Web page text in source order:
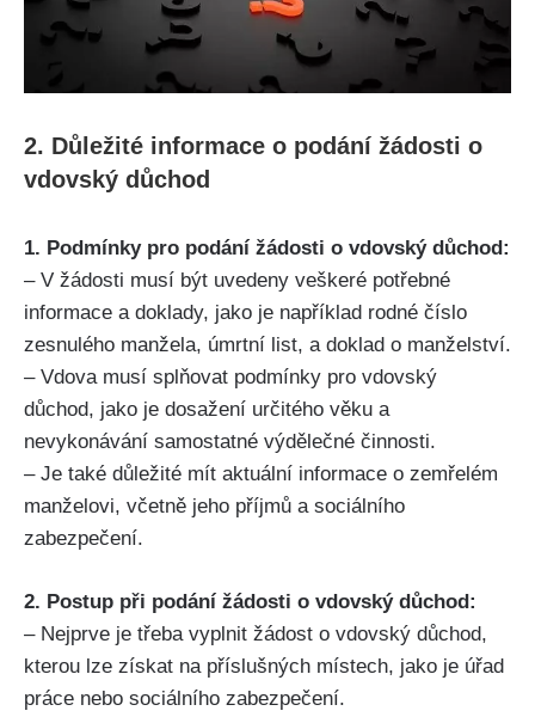
2. Důležité informace o podání žádosti o
vdovský důchod
1. Podmínky pro podání žádosti o vdovský důchod:
– V žádosti musí být uvedeny veškeré potřebné
informace a doklady, jako je například rodné číslo
zesnulého manžela, úmrtní list, a doklad o manželství.
– Vdova musí splňovat podmínky pro vdovský
důchod, jako je dosažení určitého věku a
nevykonávání samostatné výdělečné činnosti.
– Je také důležité mít aktuální informace o zemřelém
manželovi, včetně jeho příjmů a sociálního
zabezpečení.
2. Postup při podání žádosti o vdovský důchod:
– Nejprve je třeba vyplnit žádost o vdovský důchod,
kterou lze získat na příslušných místech, jako je úřad
práce nebo sociálního zabezpečení.